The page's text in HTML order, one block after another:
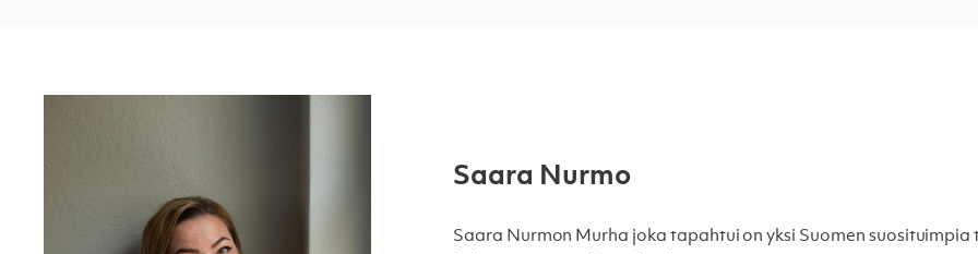
Saara Nurmo
Saara Nurmon Murha joka tapahtui on yksi Suomen